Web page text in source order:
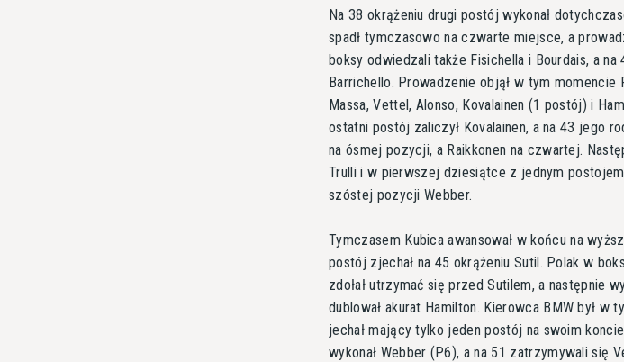
Na 38 okrążeniu drugi postój wykonał
spadł tymczasowo na czwarte miejsce, a
boksy odwiedzali także Fisichella i Bourdais, a na
Barrichello. Prowadzenie objął w tym momencie
Massa, Vettel, Alonso, Kovalainen (1 postój) i
ostatni postój zaliczył Kovalainen, a na 43 jego
na ósmej pozycji, a Raikkonen na czwartej.
Trulli i w pierwszej dziesiątce z jednym
szóstej pozycji Webber.
Tymczasem Kubica awansował w końcu na
postój zjechał na 45 okrążeniu Sutil. Polak w
zdołał utrzymać się przed Sutilem, a następnie
dublował akurat Hamilton. Kierowca BMW był w
jechał mający tylko jeden postój na swoim
wykonał Webber (P6), a na 51 zatrzymywali się